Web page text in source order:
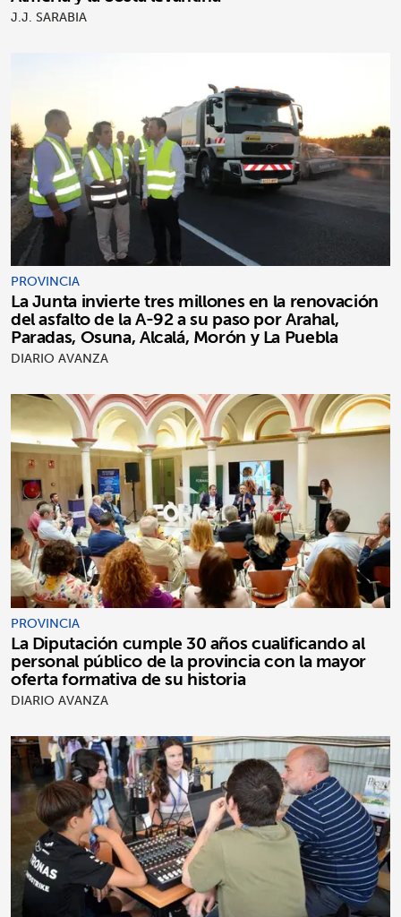
J.J. SARABIA
PROVINCIA
La Junta invierte tres millones en la renovación
del asfalto de la A-92 a su paso por Arahal,
Paradas, Osuna, Alcalá, Morón y La Puebla
DIARIO AVANZA
PROVINCIA
La Diputación cumple 30 años cualificando al
personal público de la provincia con la mayor
oferta formativa de su historia
DIARIO AVANZA